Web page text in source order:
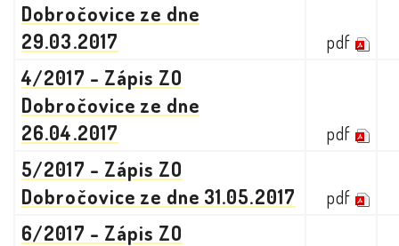
Dobročovice ze dne
29.03.2017
pdf
4/2017 - Zápis ZO
Dobročovice ze dne
26.04.2017
pdf
5/2017 - Zápis ZO
Dobročovice ze dne 31.05.2017
pdf
6/2017 - Zápis ZO